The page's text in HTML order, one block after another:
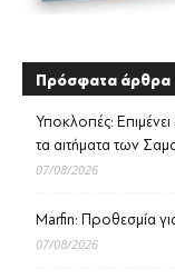
Πρόσφατα άρθρα
Υποκλοπές:
τα αιτήματα των
07/08/2026
Marfin: Προθεσμία
07/08/2026